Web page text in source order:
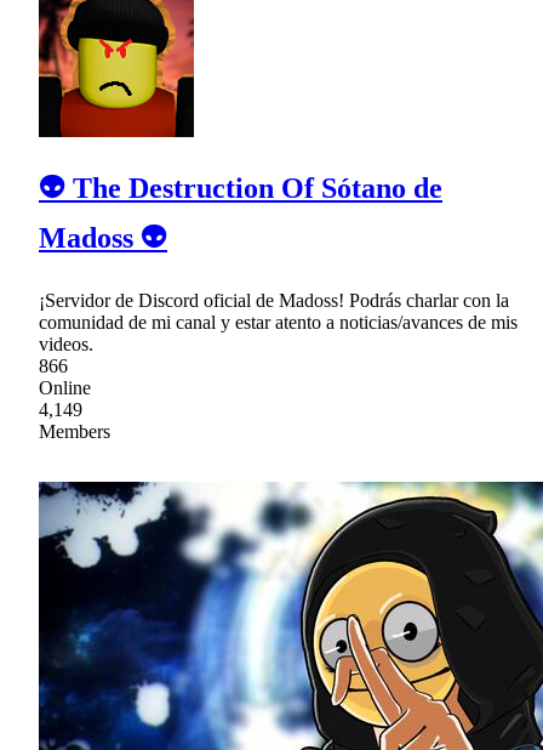
👽 The Destruction Of Sótano de
Madoss 👽
¡Servidor de Discord oficial de Madoss! Podrás charlar con la
comunidad de mi canal y estar atento a noticias/avances de mis
videos.
866
Online
4,149
Members